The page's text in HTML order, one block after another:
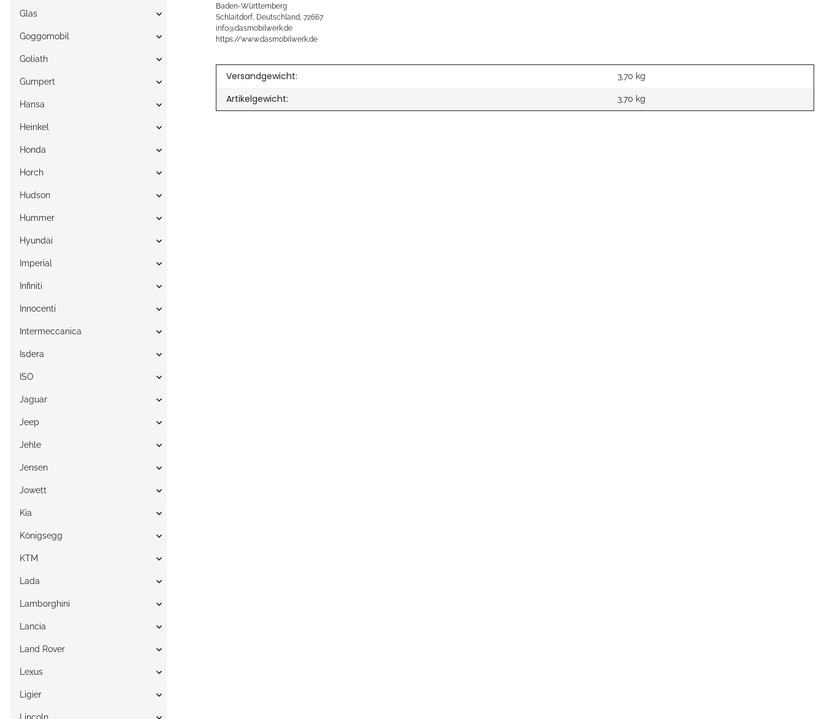
Baden-Württemberg
Schlaitdorf, Deutschland, 72667
info@dasmobilwerk.de
https://www.dasmobilwerk.de
Versandgewicht: 3,70 kg
Artikelgewicht: 3,70 kg
Glas
Goggomobil
Goliath
Gumpert
Hansa
Heinkel
Honda
Horch
Hudson
Hummer
Hyundai
Imperial
Infiniti
Innocenti
Intermeccanica
Isdera
ISO
Jaguar
Jeep
Jehle
Jensen
Jowett
Kia
Königsegg
KTM
Lada
Lamborghini
Lancia
Land Rover
Lexus
Ligier